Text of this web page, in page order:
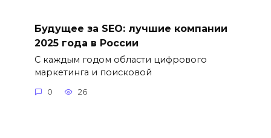
Будущее за SEO: лучшие компании
2025 года в России
С каждым годом области цифрового
маркетинга и поисковой
0 26